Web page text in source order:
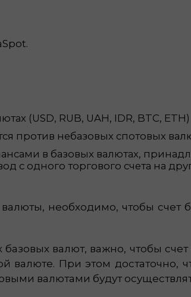
(USD, RUB, UAH, IDR, BTC, ETH)
против небазовых спотовых
в базовых валютах,
с одного торгового счета на
необходимо, чтобы
валют, важно, чтобы
При этом достаточно,
валютами будут